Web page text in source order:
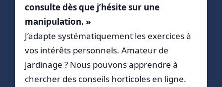
consulte dès que j’hésite sur une
manipulation. »
J’adapte systématiquement les exercices à
vos intérêts personnels. Amateur de
jardinage ? Nous pouvons apprendre à
chercher des conseils horticoles en ligne.